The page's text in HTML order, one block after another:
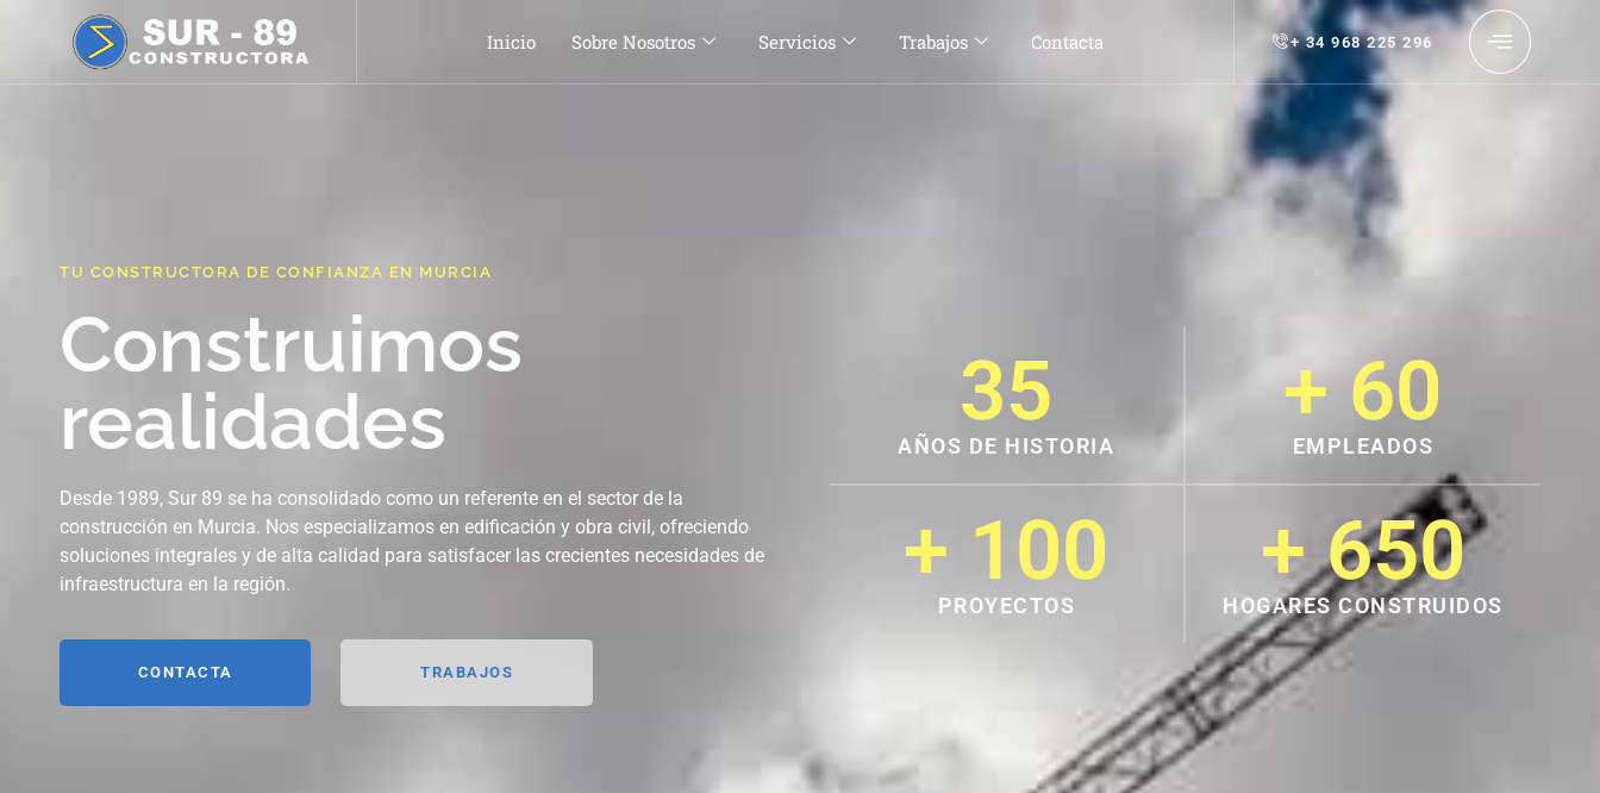
Inicio Sobre Nosotros Servicios Trabajos Contacta + 34 968 225 296
TU CONSTRUCTORA DE CONFIANZA EN MURCIA
Construimos
realidades
Desde 1989, Sur 89 se ha consolidado como un referente en el sector de la
construcción en Murcia. Nos especializamos en edificación y obra civil, ofreciendo
soluciones integrales y de alta calidad para satisfacer las crecientes necesidades de
infraestructura en la región.
CONTACTA TRABAJOS
AÑOS DE HISTORIA
35
EMPLEADOS
+ 60
PROYECTOS
+ 100
HOGARES CONSTRUIDOS
+ 650